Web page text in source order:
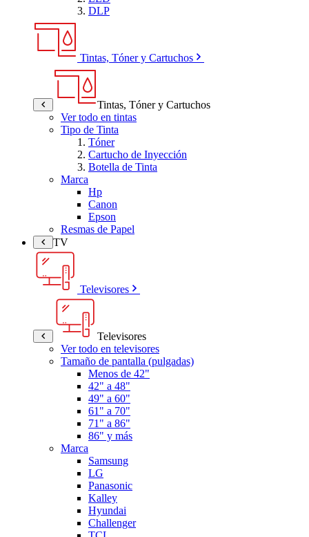
DLP
Tintas, Tóner y Cartuchos
Tintas, Tóner y Cartuchos
Ver todo en tintas
Tipo de Tinta
Tóner
Cartucho de Inyección
Botella de Tinta
Marca
Hp
Canon
Epson
Resmas de Papel
TV
Televisores
Televisores
Ver todo en televisores
Tamaño de pantalla (pulgadas)
Menos de 42"
42" a 48"
49" a 60"
61" a 70"
71" a 86"
86" y más
Marca
Samsung
LG
Panasonic
Kalley
Hyundai
Challenger